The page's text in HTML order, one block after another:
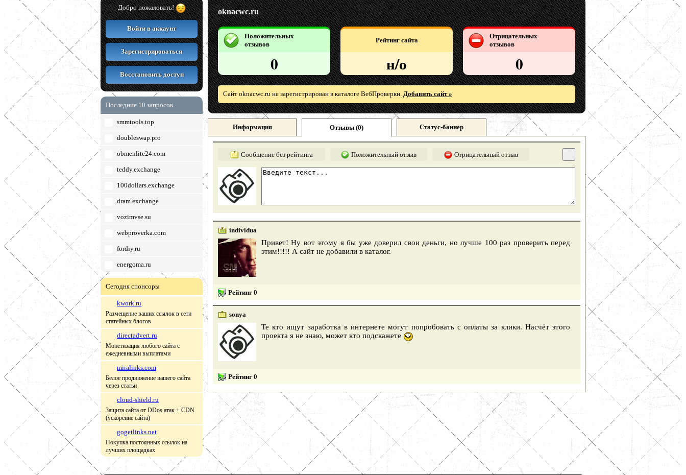
Добро пожаловать!
Войти в аккаунт
Зарегистрироваться
Восстановить доступ
Последние 10 запросов
smmtools.top
doubleswap.pro
obmenlite24.com
teddy.exchange
100dollars.exchange
dram.exchange
vozimvse.su
webproverka.com
fordiy.ru
energoma.ru
Сегодня спонсоры
kwork.ru
Размещение ваших ссылок в сети
статейных блогов
directadvert.ru
Монетизация любого сайта с
ежедневными выплатами
miralinks.com
Белое продвижение вашего сайта
через статьи
cloud-shield.ru
Защита сайта от DDos атак + CDN
(ускорение сайта)
gogetlinks.net
Покупка постоянных ссылок на
лучших площадках
oknacwc.ru
Положительных
отзывов
0
Рейтинг сайта
н/о
Отрицательных
отзывов
0
Сайт oknacwc.ru не зарегистрирован в каталоге ВебПроверки. Добавить сайт »
Информация Отзывы (0) Статус-баннер
Сообщение без рейтинга Положительный отзыв Отрицательный отзыв
individua
Привет! Ну вот этому я бы уже доверил свои деньги, но лучше 100 раз проверить перед
этим!!!!! А сайт не добавили в каталог.
Рейтинг 0
sonya
Те кто ищут заработка в интернете могут попробовать с оплаты за клики. Насчёт этого
проекта я не знаю, может кто подскажете
Рейтинг 0